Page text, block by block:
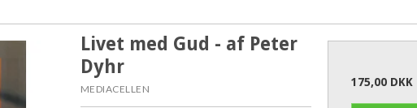
Livet med Gud - af Peter
Dyhr
MEDIACELLEN
175,00 DKK